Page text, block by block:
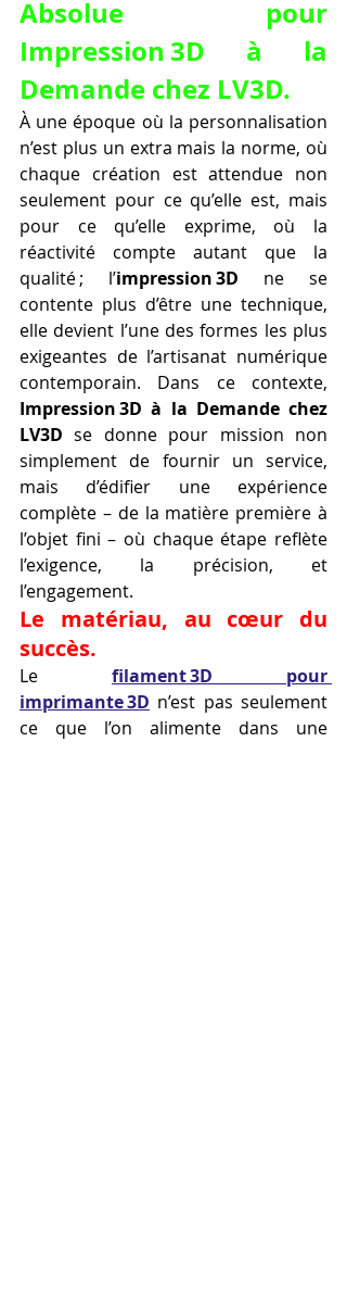
Impression 3D à la
Demande chez LV3D.
À une époque où la personnalisation
n’est plus un extra mais la norme, où
chaque création est attendue non
seulement pour ce qu’elle est, mais
pour ce qu’elle exprime, où la
réactivité compte autant que la
qualité ; l’impression 3D ne se
contente plus d’être une technique,
elle devient l’une des formes les plus
exigeantes de l’artisanat numérique
Impression 3D à la Demande chez
LV3D se donne pour mission non
simplement de fournir un service,
mais d’édifier une expérience
complète – de la matière première à
l’objet fini – où chaque étape reflète
l’exigence, la précision, et
l’engagement.
Le matériau, au cœur du
succès.
Le filament 3D pour
imprimante 3D n’est pas seulement
ce que l’on alimente dans une